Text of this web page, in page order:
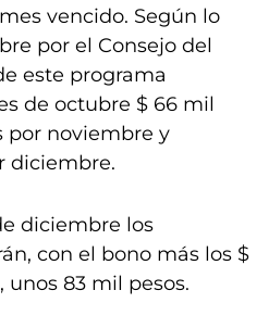
vencido. Según lo
por el Consejo del
este programa
de octubre $ 66 mil
por noviembre y
diciembre.
diciembre los
con el bono más los $
83 mil pesos.